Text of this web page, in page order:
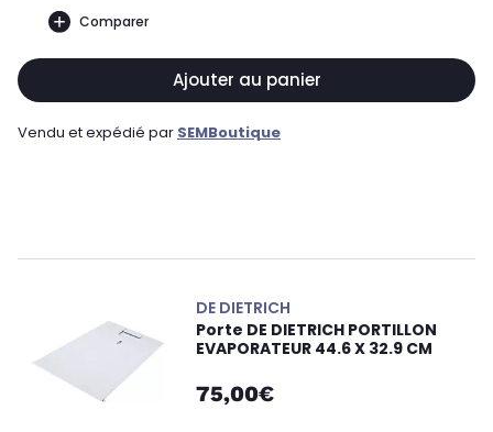
Comparer
Ajouter au panier
Vendu et expédié par SEMBoutique
DE DIETRICH
Porte DE DIETRICH PORTILLON
EVAPORATEUR 44.6 X 32.9 CM
75,00€